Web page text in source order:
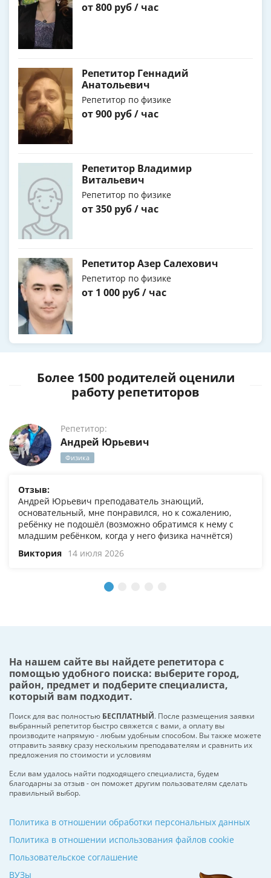
от 800 руб / час
Репетитор Геннадий
Анатольевич
Репетитор по физике
от 900 руб / час
Репетитор Владимир
Витальевич
Репетитор по физике
от 350 руб / час
Репетитор Азер Салехович
Репетитор по физике
от 1 000 руб / час
Более 1500 родителей оценили
работу репетиторов
Репетитор:
Андрей Юрьевич
Физика
Отзыв:
Андрей Юрьевич преподаватель знающий,
основательный, мне понравился, но к сожалению,
ребёнку не подошёл (возможно обратимся к нему с
младшим ребёнком, когда у него физика начнётся)
Виктория 14 июля 2026
На нашем сайте вы найдете репетитора с
помощью удобного поиска: выберите город,
район, предмет и подберите специалиста,
который вам подходит.
Поиск для вас полностью БЕСПЛАТНЫЙ. После размещения заявки
выбранный репетитор быстро свяжется с вами, а оплату вы
производите напрямую - любым удобным способом. Вы также можете
отправить заявку сразу нескольким преподавателям и сравнить их
предложения по стоимости и условиям
Если вам удалось найти подходящего специалиста, будем
благодарны за отзыв - он поможет другим пользователям сделать
правильный выбор.
ВУЗы
Политика в отношении обработки персональных данных
Политика в отношении использования файлов cookie
Пользовательское соглашение